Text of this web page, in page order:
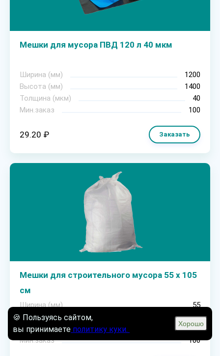
Мешки для мусора ПВД 120 л 40 мкм
Ширина (мм)
1200
Высота (мм)
1400
Толщина (мкм)
40
Мин.заказ
100
29.20 ₽ Заказать
Мешки для строительного мусора 55 х 105
см
Ширина (мм)
55
Высота (мм)
105
Цвет
белый
Мин.заказ
100
🍪 Пользуясь сайтом,
вы принимаете политику куки.
Хорошо